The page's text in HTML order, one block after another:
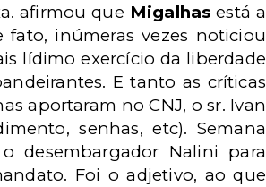
afirmou que Migalhas está a
inúmeras vezes noticiou
lídimo exercício da liberdade
E tanto as críticas
aportaram no CNJ, o sr. Ivan
senhas, etc). Semana
desembargador Nalini para
Foi o adjetivo, ao que